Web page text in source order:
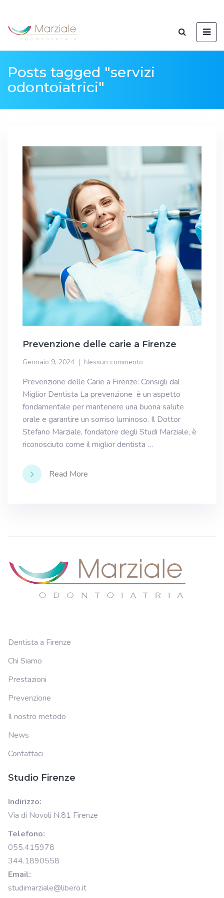
Posts tagged "servizi
odontoiatrici"
Prevenzione delle carie a Firenze
Gennaio 9, 2024 Nessun commento
Prevenzione delle Carie a Firenze: Consigli dal
Miglior Dentista La prevenzione è un aspetto
fondamentale per mantenere una buona salute
orale e garantire un sorriso luminoso. Il Dottor
Stefano Marziale, fondatore degli Studi Marziale, è
riconosciuto come il miglior dentista …
Read More
Dentista a Firenze
Chi Siamo
Prestazioni
Prevenzione
Il nostro metodo
News
Contattaci
Studio Firenze
Indirizzo:
Via di Novoli N.81 Firenze
Telefono:
055.415978
344.1890558
Email:
studimarziale@libero.it